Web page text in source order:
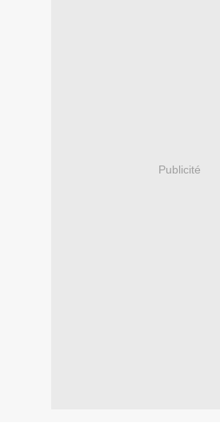
Publicité